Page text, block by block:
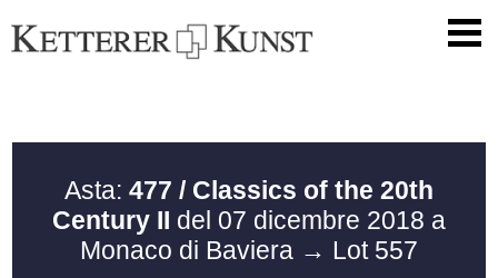
Asta: 477 / Classics of the 20th
Century II del 07 dicembre 2018 a
Monaco di Baviera → Lot 557